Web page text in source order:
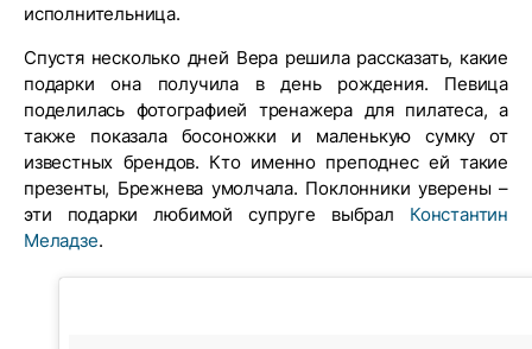
исполнительница.
Спустя несколько дней Вера решила рассказать, какие
подарки она получила в день рождения. Певица
поделилась фотографией тренажера для пилатеса, а
также показала босоножки и маленькую сумку от
известных брендов. Кто именно преподнес ей такие
презенты, Брежнева умолчала. Поклонники уверены –
эти подарки любимой супруге выбрал Константин
Меладзе.